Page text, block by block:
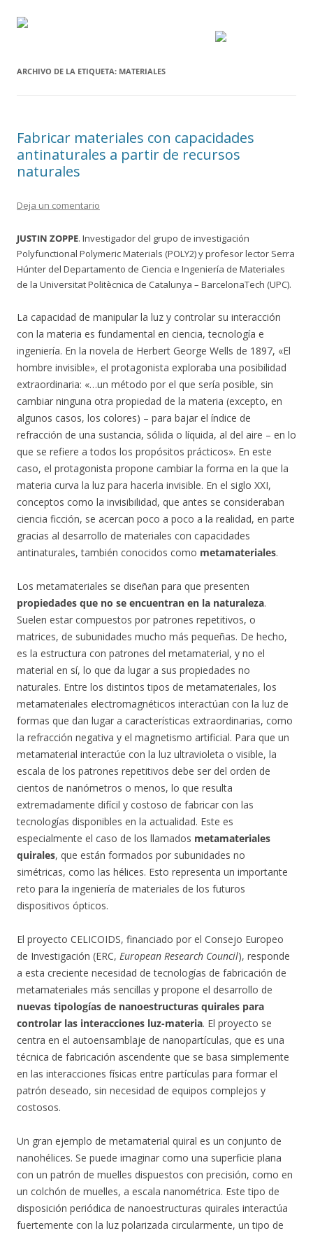
ARCHIVO DE LA ETIQUETA: MATERIALES
Fabricar materiales con capacidades
antinaturales a partir de recursos
naturales
Deja un comentario
JUSTIN ZOPPE. Investigador del grupo de investigación
Polyfunctional Polymeric Materials (POLY2) y profesor lector Serra
Húnter del Departamento de Ciencia e Ingeniería de Materiales
de la Universitat Politècnica de Catalunya – BarcelonaTech (UPC).
La capacidad de manipular la luz y controlar su interacción
con la materia es fundamental en ciencia, tecnología e
ingeniería. En la novela de Herbert George Wells de 1897, «El
hombre invisible», el protagonista exploraba una posibilidad
extraordinaria: «…un método por el que sería posible, sin
cambiar ninguna otra propiedad de la materia (excepto, en
algunos casos, los colores) – para bajar el índice de
refracción de una sustancia, sólida o líquida, al del aire – en lo
que se refiere a todos los propósitos prácticos». En este
caso, el protagonista propone cambiar la forma en la que la
materia curva la luz para hacerla invisible. En el siglo XXI,
conceptos como la invisibilidad, que antes se consideraban
ciencia ficción, se acercan poco a poco a la realidad, en parte
gracias al desarrollo de materiales con capacidades
antinaturales, también conocidos como metamateriales.
Los metamateriales se diseñan para que presenten
propiedades que no se encuentran en la naturaleza.
Suelen estar compuestos por patrones repetitivos, o
matrices, de subunidades mucho más pequeñas. De hecho,
es la estructura con patrones del metamaterial, y no el
material en sí, lo que da lugar a sus propiedades no
naturales. Entre los distintos tipos de metamateriales, los
metamateriales electromagnéticos interactúan con la luz de
formas que dan lugar a características extraordinarias, como
la refracción negativa y el magnetismo artificial. Para que un
metamaterial interactúe con la luz ultravioleta o visible, la
escala de los patrones repetitivos debe ser del orden de
cientos de nanómetros o menos, lo que resulta
extremadamente difícil y costoso de fabricar con las
tecnologías disponibles en la actualidad. Este es
especialmente el caso de los llamados metamateriales
quirales, que están formados por subunidades no
simétricas, como las hélices. Esto representa un importante
reto para la ingeniería de materiales de los futuros
dispositivos ópticos.
El proyecto CELICOIDS, financiado por el Consejo Europeo
de Investigación (ERC, European Research Council), responde
a esta creciente necesidad de tecnologías de fabricación de
metamateriales más sencillas y propone el desarrollo de
nuevas tipologías de nanoestructuras quirales para
controlar las interacciones luz-materia. El proyecto se
centra en el autoensamblaje de nanopartículas, que es una
técnica de fabricación ascendente que se basa simplemente
en las interacciones físicas entre partículas para formar el
patrón deseado, sin necesidad de equipos complejos y
costosos.
Un gran ejemplo de metamaterial quiral es un conjunto de
nanohélices. Se puede imaginar como una superficie plana
con un patrón de muelles dispuestos con precisión, como en
un colchón de muelles, a escala nanométrica. Este tipo de
disposición periódica de nanoestructuras quirales interactúa
fuertemente con la luz polarizada circularmente, un tipo de